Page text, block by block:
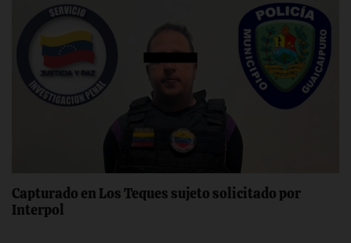
Capturado en Los Teques sujeto solicitado por
Interpol